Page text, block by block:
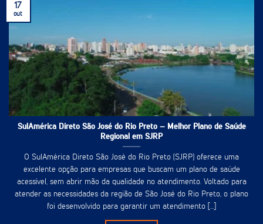
SulAmérica Direto São José do Rio Preto – Melhor Plano de Saúde
Regional em SJRP
O SulAmérica Direto São José do Rio Preto (SJRP) oferece uma
excelente opção para empresas que buscam um plano de saúde
acessível, sem abrir mão da qualidade no atendimento. Voltado para
atender as necessidades da região de São José do Rio Preto, o plano
foi desenvolvido para garantir um atendimento [...]
17
out